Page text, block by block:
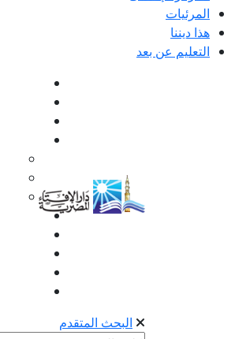
المرئيات
هذا ديننا
التعليم عن بعد
البحث المتقدم